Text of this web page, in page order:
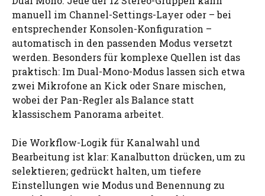
manuell im Channel-Settings-Layer oder – bei
entsprechender Konsolen-Konfiguration –
automatisch in den passenden Modus versetzt
werden. Besonders für komplexe Quellen ist das
praktisch: Im Dual-Mono-Modus lassen sich etwa
zwei Mikrofone an Kick oder Snare mischen,
wobei der Pan-Regler als Balance statt
klassischem Panorama arbeitet.
Die Workflow-Logik für Kanalwahl und
Bearbeitung ist klar: Kanalbutton drücken, um zu
selektieren; gedrückt halten, um tiefere
Einstellungen wie Modus und Benennung zu